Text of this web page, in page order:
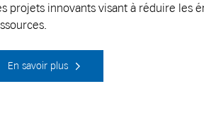
projets innovants visant à réduire les
En savoir plus